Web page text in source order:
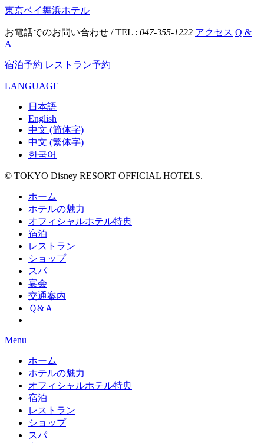
東京ベイ舞浜ホテル
お電話でのお問い合わせ / TEL : 047-355-1222 アクセス Q &
A
宿泊予約 レストラン予約
LANGUAGE
日本語
English
中文 (简体字)
中文 (繁体字)
한국어
© TOKYO Disney RESORT OFFICIAL HOTELS.
ホーム
ホテルの魅力
オフィシャルホテル特典
宿泊
レストラン
ショップ
スパ
宴会
交通案内
Ｑ&Ａ
Menu
ホーム
ホテルの魅力
オフィシャルホテル特典
宿泊
レストラン
ショップ
スパ